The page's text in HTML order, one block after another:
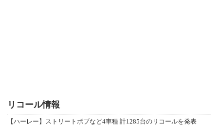
リコール情報
【ハーレー】ストリートボブなど4車種 計1285台のリコールを発表